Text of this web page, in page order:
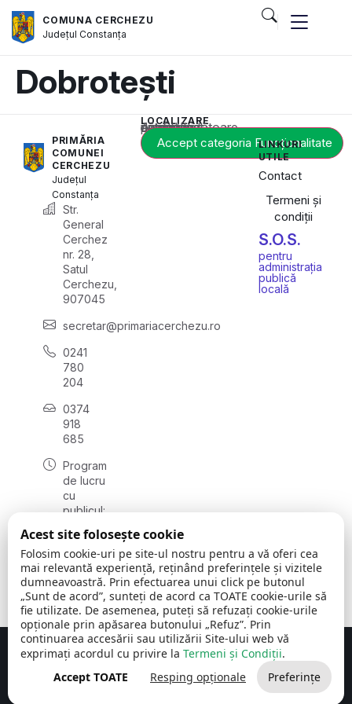
COMUNA CERCHEZU
JudețulConstanța
Dobrotești
PRIMĂRIA
COMUNEI
CERCHEZU
Județul
Constanța
Str.
General
Cerchez
nr. 28,
Satul
Cerchezu,
907045
secretar@primariacerchezu.ro
0241
780
204
0374
918
685
Program
de lucru
cu
publicul:
08:00 -
16:30
, vineri:
08:00 -
14:00
LOCALIZARE
Acest conținut este blocat până când acceptați categoria corespunzătoare de cookie-uri.
Accept categoria Funcționalitate
LINKURI
UTILE
Contact
Termeni și
condiții
S.O.S.
pentru
administrația
publică
locală
Comuna Cerchezu © 2026Toate drepturile rezervate
Concept realizat de Big Media Relații Publice SRL
Acest site folosește cookie
Folosim cookie-uri pe site-ul nostru pentru a vă oferi cea
mai relevantă experiență, reținând preferințele și vizitele
dumneavoastră. Prin efectuarea unui click pe butonul
„Sunt de acord”, sunteți de acord ca TOATE cookie-urile să
fie utilizate. De asemenea, puteți să refuzați cookie-urile
opționale prin apăsarea butonului „Refuz”. Prin
continuarea accesării sau utilizării Site-ului web vă
exprimați acordul cu privire la Termeni și Condiții.
Accept TOATE
Resping opționale Preferințe